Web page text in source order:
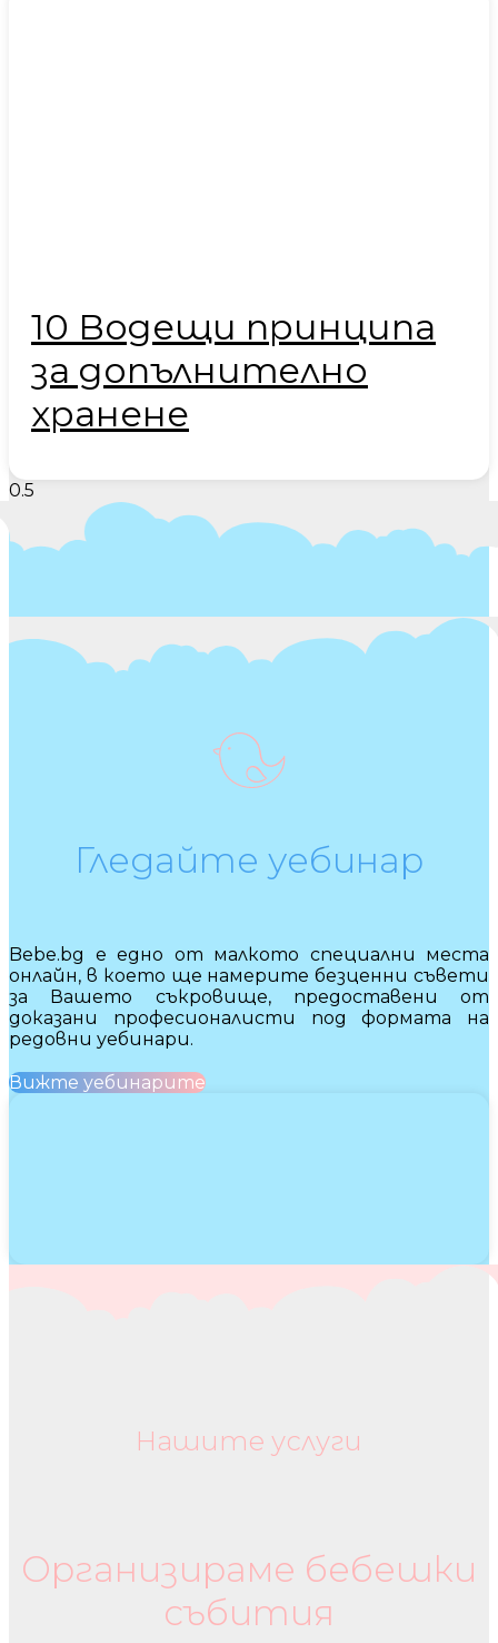
10 Водещи принципа
за допълнително
хранене
Гледайте уебинар
Bebe.bg е едно от малкото специални места
онлайн, в което ще намерите безценни съвети
за Вашето съкровище, предоставени от
доказани професионалисти под формата на
редовни уебинари.
Вижте уебинарите
Нашите услуги
Организираме бебешки
събития